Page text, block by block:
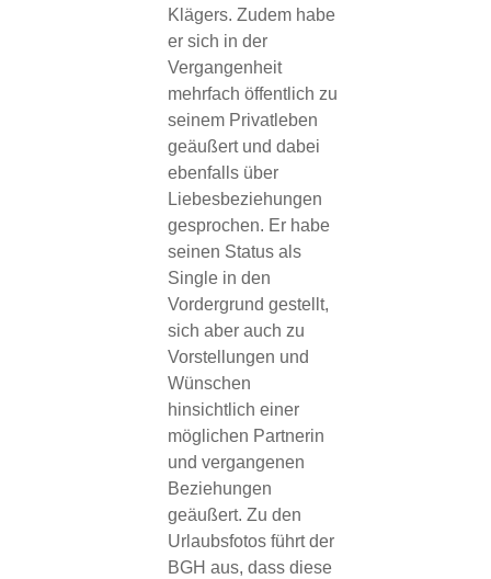
Klägers. Zudem habe
er sich in der
Vergangenheit
mehrfach öffentlich zu
seinem Privatleben
geäußert und dabei
ebenfalls über
Liebesbeziehungen
gesprochen. Er habe
seinen Status als
Single in den
Vordergrund gestellt,
sich aber auch zu
Vorstellungen und
Wünschen
hinsichtlich einer
möglichen Partnerin
und vergangenen
Beziehungen
geäußert. Zu den
Urlaubsfotos führt der
BGH aus, dass diese